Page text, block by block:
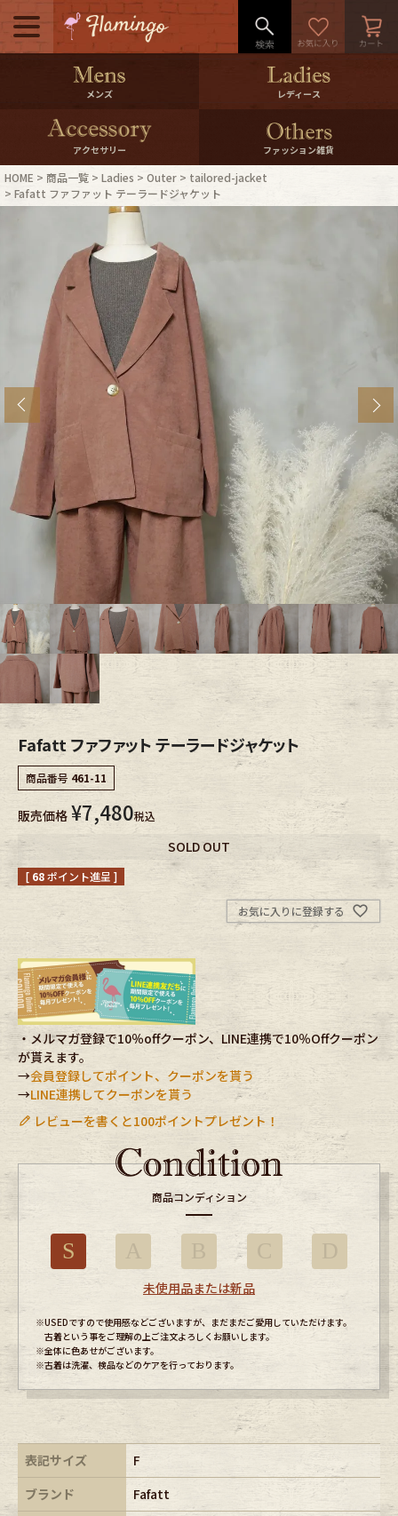
メニュー
500pt＆10％Offクーポンプレゼン
ト
10％0ffクーポンプレゼント
ログイン・会員登録 LINE ID連携
お気に入り
ご利用ガイド
店舗紹介
ブランドから探す
年代から探す 古着卸DOCK
メンズ商品カテゴリーから探す
Tops Outer
Bottoms Fafatt
レディース商品カテゴリーから探す
Tops Bottoms
Outer
Fafatt Kidswear
小物・アクセサリーから探す
Eye Wear
Bag Stall・Scarf
Accessory Shoes
Belt antique goods
Keyring vintage bicycle
FAFATT
メンズ レディース
アクセサリー ファッション雑貨
HOME 商品一覧 Ladies Outer
tailored-jacket
Fafatt ファファット テーラードジャケット
Fafatt ファファット テーラードジャケット
商品番号 461-11
販売価格 ¥7,480税込
SOLD OUT
[ 68ポイント進呈 ]
お気に入りに登録する
・メルマガ登録で10％offクーポン、LINE連携で10％Offクーポン
が貰えます。
→会員登録してポイント、クーポンを貰う
→LINE連携してクーポンを貰う
レビューを書くと100ポイントプレゼント！
商品コンディション
S
未使用品または新品
※USEDですので使用感などございますが、まだまだご愛用していただけます。
古着という事をご理解の上ご注文よろしくお願いします。
※全体に色あせがございます。
※古着は洗濯、検品などのケアを行っております。
表記サイズ
F
ブランド
Fafatt